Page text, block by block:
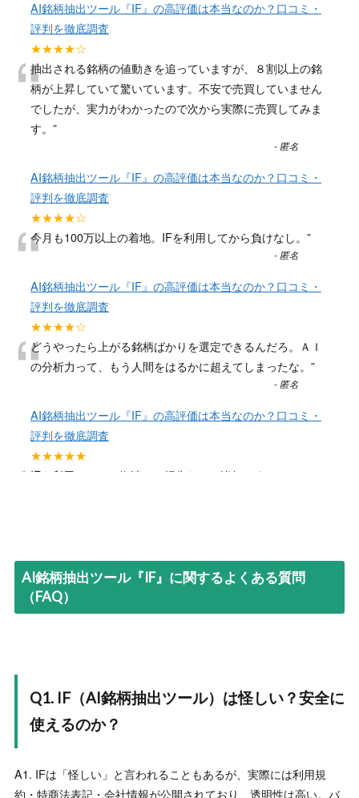
AI銘柄抽出ツール『IF』の高評価は本当なのか？口コミ・
評判を徹底調査
★★★★☆
“抽出される銘柄の値動きを追っていますが、８割以上の銘
柄が上昇していて驚いています。不安で売買していません
でしたが、実力がわかったので次から実際に売買してみま
す。 ”
- 匿名
AI銘柄抽出ツール『IF』の高評価は本当なのか？口コミ・
評判を徹底調査
★★★★☆
“今月も100万以上の着地。IFを利用してから負けなし。 ”
- 匿名
AI銘柄抽出ツール『IF』の高評価は本当なのか？口コミ・
評判を徹底調査
★★★★☆
“どうやったら上がる銘柄ばかりを選定できるんだろ。ＡＩ
の分析力って、もう人間をはるかに超えてしまったな。 ”
- 匿名
AI銘柄抽出ツール『IF』の高評価は本当なのか？口コミ・
評判を徹底調査
★★★★★
“IFを利用してから塩漬け、損失なんて皆無です。
★★★★★
“AIが選んだ地味な銘柄がまさかの急騰！半信半疑でした
が、人間の感情を排除したデータ分析の凄さを思い知りま
評判を徹底調査
AI銘柄選定ツールっていろいろあるし、何個も試してみた
けど、IFが一番精度がいい。選んでくれる銘柄、ほとんど
AI銘柄抽出ツール『IF』に関するよくある質問
（FAQ）
Q1. IF（AI銘柄抽出ツール）は怪しい？安全に
使えるのか？
A1. IFは「怪しい」と言われることもあるが、実際には利用規
約・特商法表記・会社情報が公開されており、透明性は高い。バ